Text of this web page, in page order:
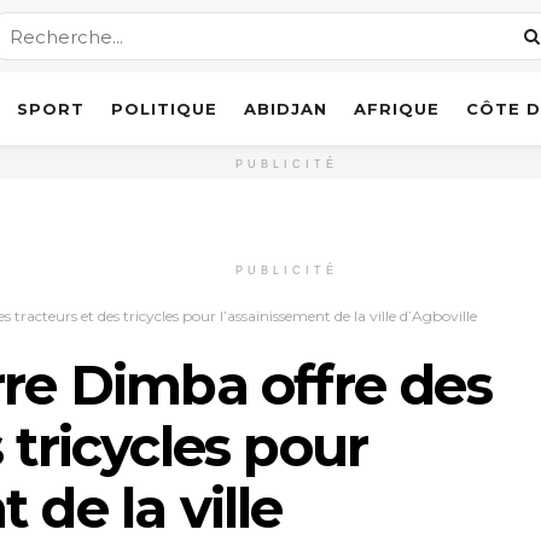
SPORT POLITIQUE ABIDJAN AFRIQUE CÔTE
PUBLICITÉ
PUBLICITÉ
tracteurs et des tricycles pour l’assainissement de la ville d’Agboville
Dimba offre des
pour
de la ville